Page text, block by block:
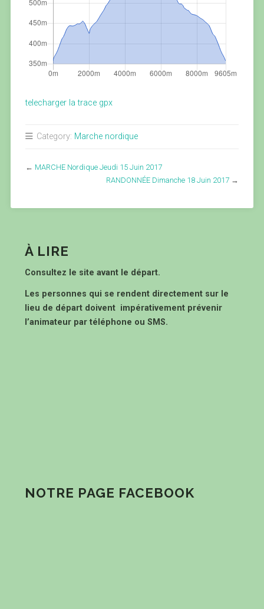
telecharger la trace gpx
Category: Marche nordique
← MARCHE Nordique Jeudi 15 Juin 2017
RANDONNÉE Dimanche 18 Juin 2017 →
À LIRE
Consultez le site avant le départ.
Les personnes qui se rendent directement sur le
lieu de départ doivent impérativement prévenir
l’animateur par téléphone ou SMS.
NOTRE PAGE FACEBOOK